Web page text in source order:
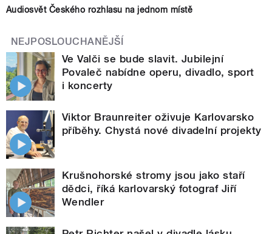
Audiosvět Českého rozhlasu na jednom místě
NEJPOSLOUCHANĚJŠÍ
Ve Valči se bude slavit. Jubilejní
Povaleč nabídne operu, divadlo, sport
i koncerty
Viktor Braunreiter oživuje Karlovarsko
příběhy. Chystá nové divadelní projekty
Krušnohorské stromy jsou jako staří
dědci, říká karlovarský fotograf Jiří
Wendler